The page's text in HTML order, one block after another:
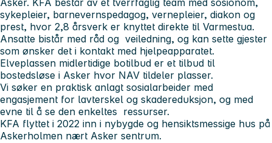
Asker. KFA består av et tverrfaglig team med sosionom,
sykepleier, barnevernspedagog, vernepleier, diakon og
prest, hvor 2,8 årsverk er knyttet direkte til Varmestua.
Ansatte bistår med råd og veiledning, og kan sette gjester
som ønsker det i kontakt med hjelpeapparatet.
Elveplassen midlertidige botilbud er et tilbud til
bostedsløse i Asker hvor NAV tildeler plasser.
Vi søker en praktisk anlagt sosialarbeider med
engasjement for lavterskel og skadereduksjon, og med
evne til å se den enkeltes ressurser.
KFA flyttet i 2022 inn i nybygde og hensiktsmessige hus på
Askerholmen nært Asker sentrum.